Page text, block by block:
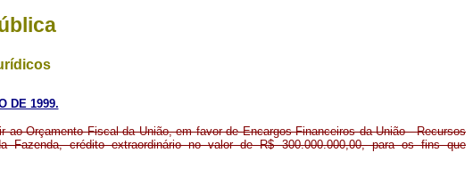
DE 1999.
ao Orçamento Fiscal da União, em favor de Encargos Financeiros da União - Recursos
Fazenda, crédito extraordinário no valor de R$ 300.000.000,00, para os fins que